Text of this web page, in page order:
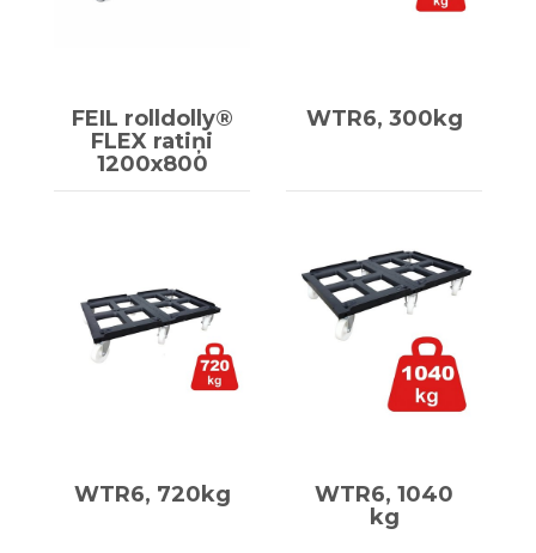
FEIL rolldolly®
FLEX ratiņi
1200x800
WTR6, 300kg
WTR6, 720kg
WTR6, 1040
kg